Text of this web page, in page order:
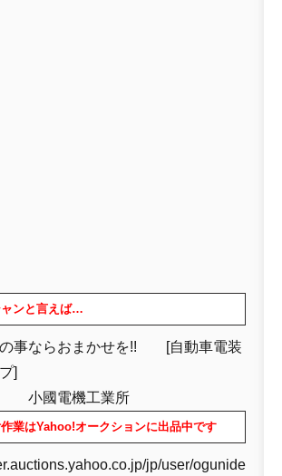
ンと言えば…
の事ならおまかせを!! [自動車電装
]
國電機工業所
業はYahoo!オークションに出品中です
jp/user/ogunide